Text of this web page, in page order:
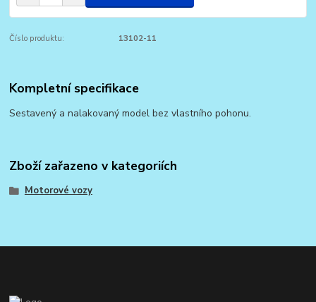
Číslo produktu: 13102-11
Kompletní specifikace
Sestavený a nalakovaný model bez vlastního pohonu.
Zboží zařazeno v kategoriích
Motorové vozy